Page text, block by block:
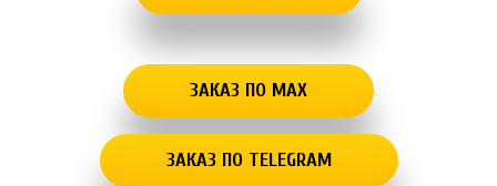
ЗАКАЗ ПО MAX
ЗАКАЗ ПО TELEGRAM